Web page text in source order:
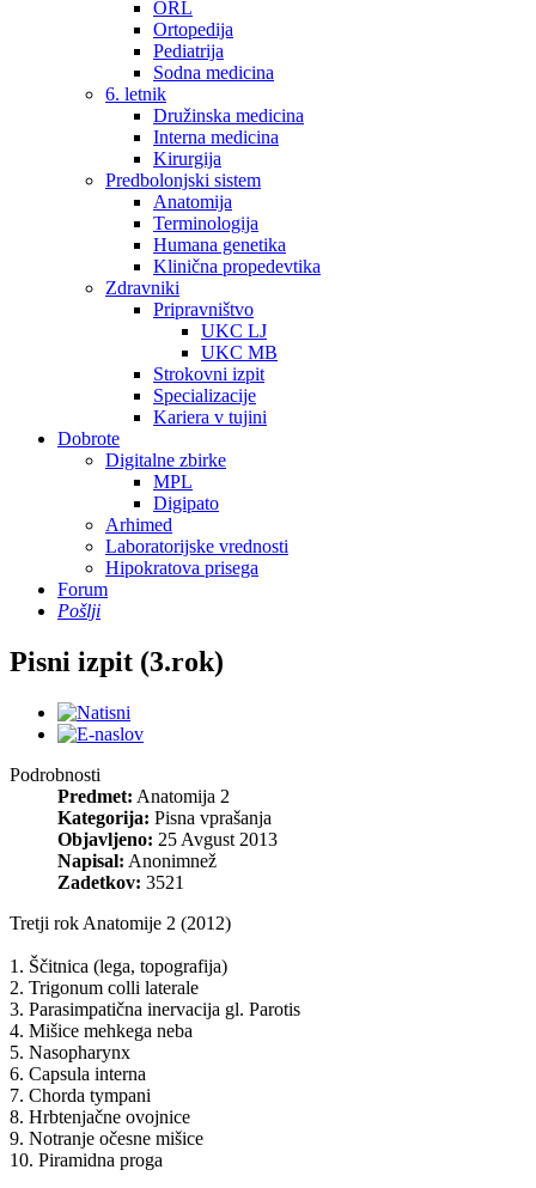
ORL
Ortopedija
Pediatrija
Sodna medicina
6. letnik
Družinska medicina
Interna medicina
Kirurgija
Predbolonjski sistem
Anatomija
Terminologija
Humana genetika
Klinična propedevtika
Zdravniki
Pripravništvo
UKC LJ
UKC MB
Strokovni izpit
Specializacije
Kariera v tujini
Dobrote
Digitalne zbirke
MPL
Digipato
Arhimed
Laboratorijske vrednosti
Hipokratova prisega
Forum
Pošlji
Pisni izpit (3.rok)
Podrobnosti
Predmet: Anatomija 2
Kategorija: Pisna vprašanja
Objavljeno: 25 Avgust 2013
Napisal: Anonimnež
Zadetkov: 3521
Tretji rok Anatomije 2 (2012)
1. Ščitnica (lega, topografija)
2. Trigonum colli laterale
3. Parasimpatična inervacija gl. Parotis
4. Mišice mehkega neba
5. Nasopharynx
6. Capsula interna
7. Chorda tympani
8. Hrbtenjačne ovojnice
9. Notranje očesne mišice
10. Piramidna proga